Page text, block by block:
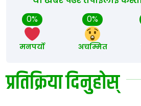
0%
मनपर्यो
0%
अचम्मित
प्रतिक्रिया दिनुहोस्